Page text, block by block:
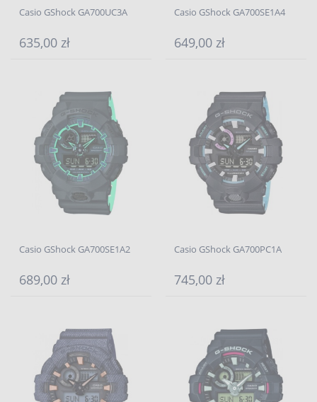
Casio GShock GA700UC3A
635,00 zł
Casio GShock GA700SE1A4
649,00 zł
Casio GShock GA700SE1A2
689,00 zł
Casio GShock GA700PC1A
745,00 zł